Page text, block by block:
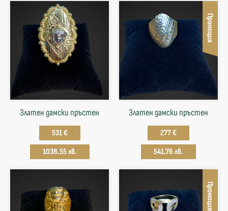
Златен дамски пръстен
531 €
1038.55 лв.
Промоция
Златен дамски пръстен
277 €
541.76 лв.
Промоция